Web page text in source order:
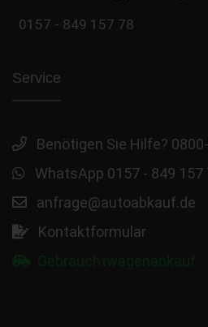
0157 - 849 157 78
Service
Benötigen Sie Hilfe?
WhatsApp 0157 - 849 157
anfrage@autoabkauf.de
Kontaktformular